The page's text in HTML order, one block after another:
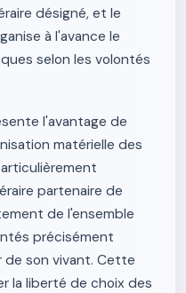
désigné, et le
à l'avance le
selon les volontés
l'avantage de
matérielle des
partenaire de
de l'ensemble
précisément
de son vivant. Cette
la liberté de choix des